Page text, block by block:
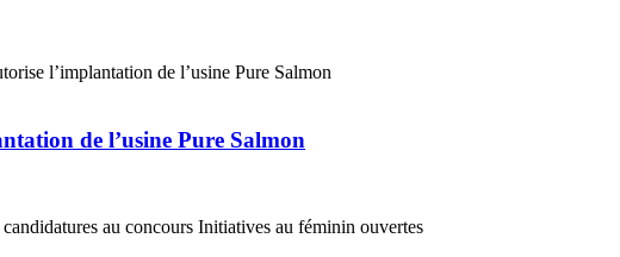
de l’usine Pure Salmon